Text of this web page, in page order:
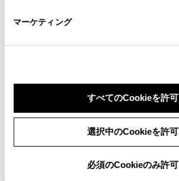
マーケティング
すべてのCookieを許可
選択中のCookieを許可
必須のCookieのみ許可